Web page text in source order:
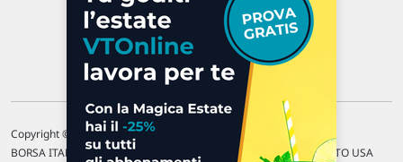
Contattaci
Copyright © 1996-2026 Traderlink Italia s.r.l.
BORSA ITALIANA Quotazioni di borsa differite di 15 min. / MERCATO USA